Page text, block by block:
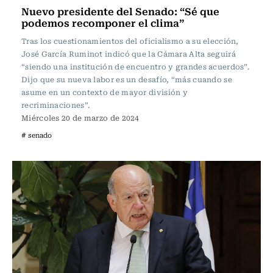
Nuevo presidente del Senado: “Sé que
podemos recomponer el clima”
Tras los cuestionamientos del oficialismo a su elección,
José García Ruminot indicó que la Cámara Alta seguirá
“siendo una institución de encuentro y grandes acuerdos”.
Dijo que su nueva labor es un desafío, “más cuando se
asume en un contexto de mayor división y
recriminaciones”.
Miércoles 20 de marzo de 2024
# senado